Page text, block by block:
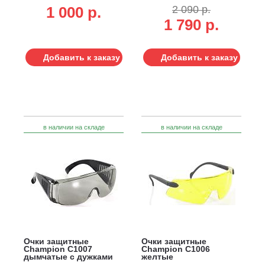
1 000 p.
Добавить к заказу
2 090 р.
1 790 р.
Добавить к заказу
в наличии на складе
Очки защитные
Champion C1007
дымчатые с дужками
в наличии на складе
Очки защитные
Champion C1006
желтые